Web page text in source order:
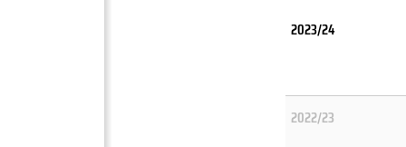
2023/24
2022/23